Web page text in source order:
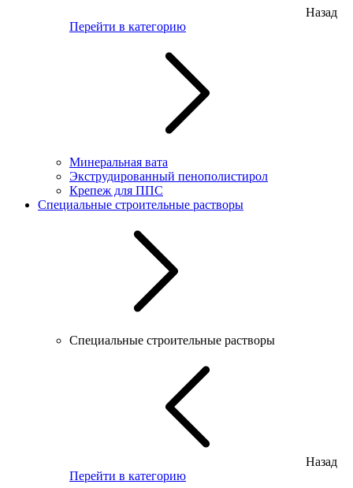
Назад
Перейти в категорию
Минеральная вата
Экструдированный пенополистирол
Крепеж для ППС
Специальные строительные растворы
Специальные строительные растворы
Назад
Перейти в категорию